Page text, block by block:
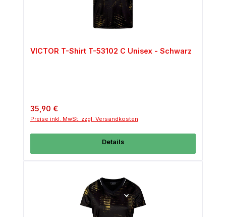
VICTOR T-Shirt T-53102 C Unisex - Schwarz
Regulärer Preis:
35,90 €
Preise inkl. MwSt. zzgl. Versandkosten
Details